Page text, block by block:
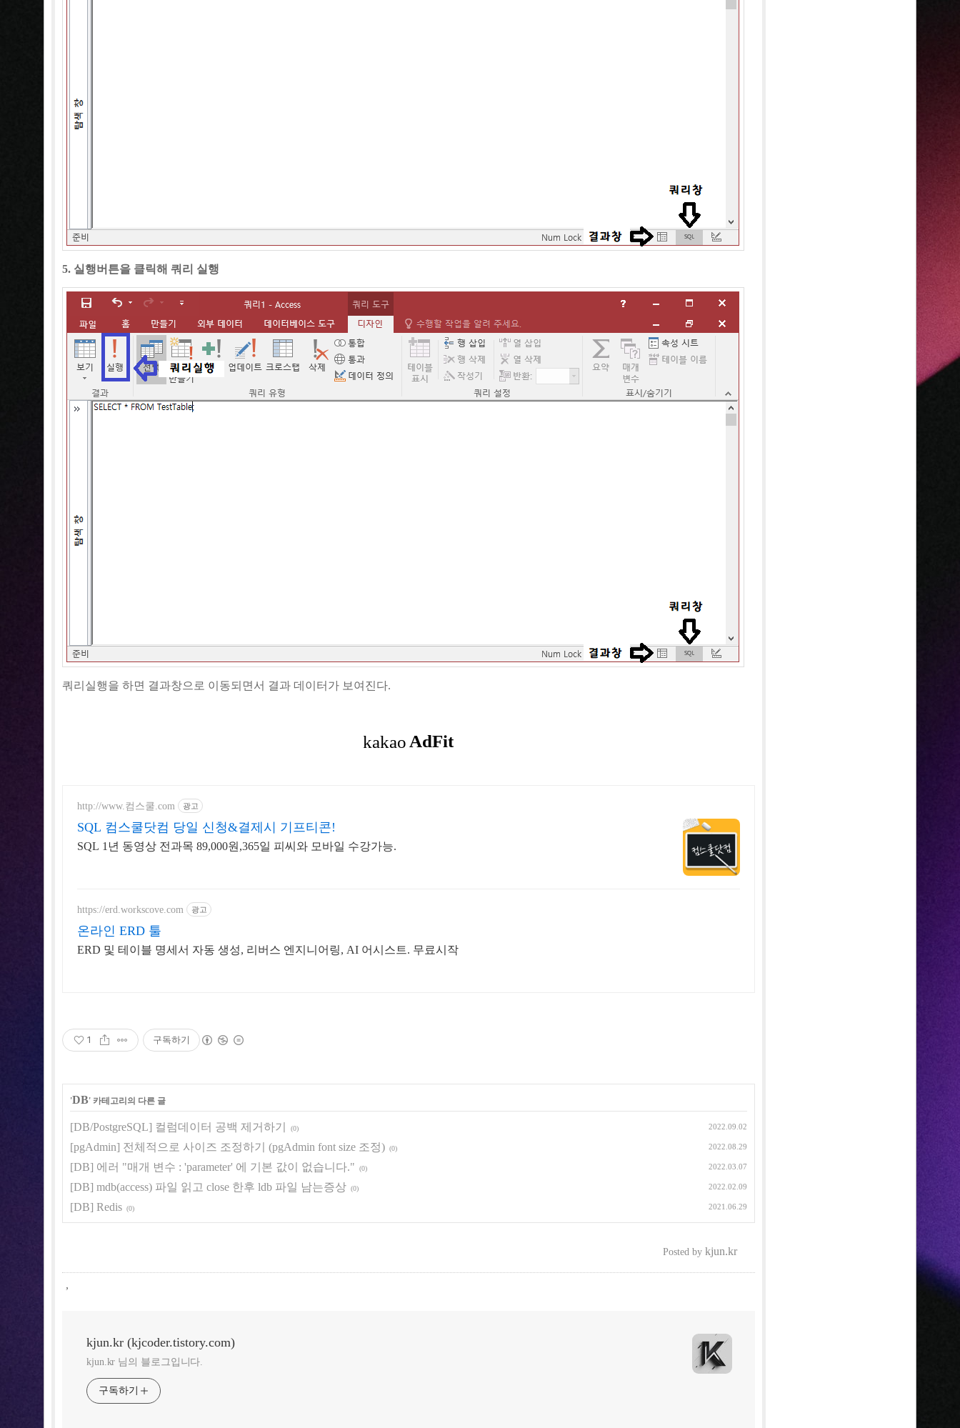
5. 실행버튼을 클릭해 쿼리 실행
쿼리실행을 하면 결과창으로 이동되면서 결과 데이터가 보여진다.
http://www.컴스쿨.com 광고
SQL 컴스쿨닷컴 당일 신청&결제시 기프티콘!
SQL 1년 동영상 전과목 89,000원,365일 피씨와 모바일 수강가능.
https://erd.workscove.com 광고
온라인 ERD 툴
ERD 및 테이블 명세서 자동 생성, 리버스 엔지니어링, AI 어시스트. 무료시작
1 구독하기
'DB' 카테고리의 다른 글
[DB/PostgreSQL] 컬럼데이터 공백 제거하기 (0) 2022.09.02
[pgAdmin] 전체적으로 사이즈 조정하기 (pgAdmin font size 조정) (0) 2022.08.29
[DB] 에러 "매개 변수 : 'parameter' 에 기본 값이 없습니다." (0) 2022.03.07
[DB] mdb(access) 파일 읽고 close 한후 ldb 파일 남는증상 (0) 2022.02.09
[DB] Redis (0) 2021.06.29
Posted by kjun.kr
,
kjun.kr (kjcoder.tistory.com)
kjun.kr 님의 블로그입니다.
구독하기